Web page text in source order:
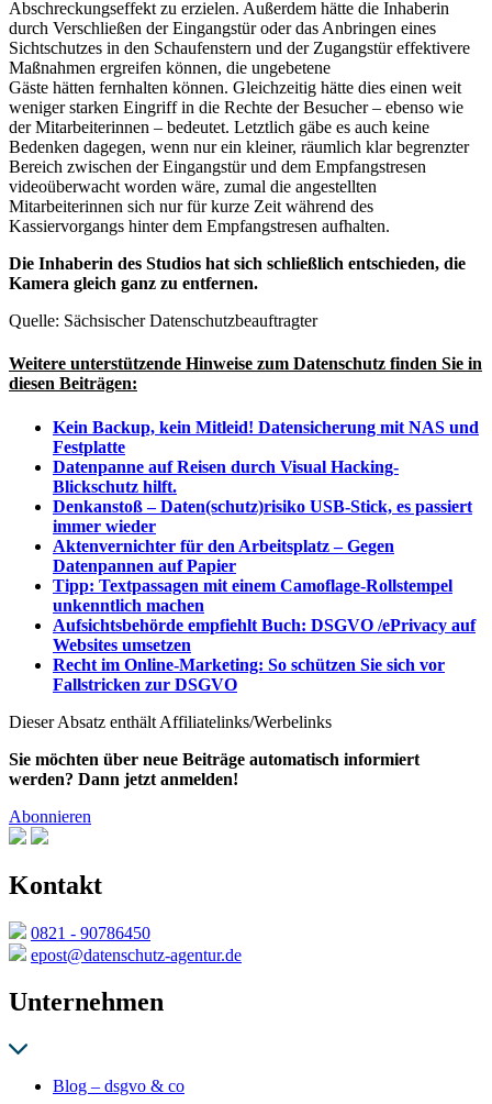
Abschreckungseffekt zu erzielen. Außerdem hätte die Inhaberin
durch Verschließen der Eingangstür oder das Anbringen eines
Sichtschutzes in den Schaufenstern und der Zugangstür effektivere
Maßnahmen ergreifen können, die ungebetene
Gäste hätten fernhalten können. Gleichzeitig hätte dies einen weit
weniger starken Eingriff in die Rechte der Besucher – ebenso wie
der Mitarbeiterinnen – bedeutet. Letztlich gäbe es auch keine
Bedenken dagegen, wenn nur ein kleiner, räumlich klar begrenzter
Bereich zwischen der Eingangstür und dem Empfangstresen
videoüberwacht worden wäre, zumal die angestellten
Mitarbeiterinnen sich nur für kurze Zeit während des
Kassiervorgangs hinter dem Empfangstresen aufhalten.
Die Inhaberin des Studios hat sich schließlich entschieden, die
Kamera gleich ganz zu entfernen.
Quelle: Sächsischer Datenschutzbeauftragter
Weitere unterstützende Hinweise zum Datenschutz finden Sie in
diesen Beiträgen:
Kein Backup, kein Mitleid! Datensicherung mit NAS und
Festplatte
Datenpanne auf Reisen durch Visual Hacking-
Blickschutz hilft.
Denkanstoß – Daten(schutz)risiko USB-Stick, es passiert
immer wieder
Aktenvernichter für den Arbeitsplatz – Gegen
Datenpannen auf Papier
Tipp: Textpassagen mit einem Camoflage-Rollstempel
unkenntlich machen
Aufsichtsbehörde empfiehlt Buch: DSGVO /ePrivacy auf
Websites umsetzen
Recht im Online-Marketing: So schützen Sie sich vor
Fallstricken zur DSGVO
Dieser Absatz enthält Affiliatelinks/Werbelinks
Sie möchten über neue Beiträge automatisch informiert
werden? Dann jetzt anmelden!
Abonnieren
Kontakt
0821 - 90786450
epost@datenschutz-agentur.de
Unternehmen
Blog – dsgvo & co